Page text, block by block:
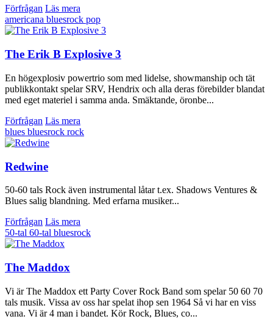
Förfrågan Läs mera
americana bluesrock pop
The Erik B Explosive 3
En högexplosiv powertrio som med lidelse, showmanship och tät
publikkontakt spelar SRV, Hendrix och alla deras förebilder blandat
med eget materiel i samma anda. Smäktande, öronbe...
Förfrågan Läs mera
blues bluesrock rock
Redwine
50-60 tals Rock även instrumental låtar t.ex. Shadows Ventures &
Blues salig blandning. Med erfarna musiker...
Förfrågan Läs mera
50-tal 60-tal bluesrock
The Maddox
Vi är The Maddox ett Party Cover Rock Band som spelar 50 60 70
tals musik. Vissa av oss har spelat ihop sen 1964 Så vi har en viss
vana. Vi är 4 man i bandet. Kör Rock, Blues, co...